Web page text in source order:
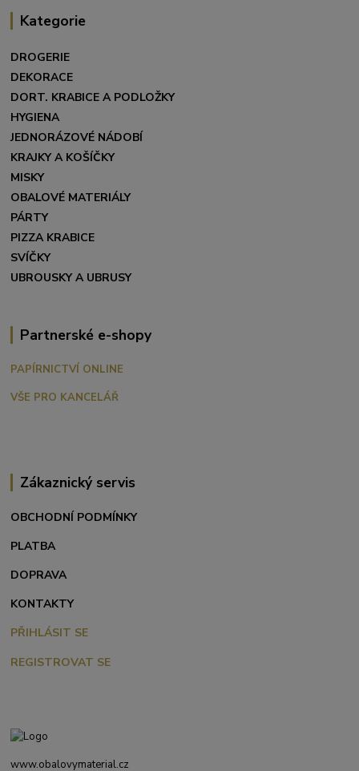
Kategorie
DROGERIE
DEKORACE
DORT. KRABICE A PODLOŽKY
HYGIENA
JEDNORÁZOVÉ NÁDOBÍ
KRAJKY A KOŠÍČKY
MISKY
OBALOVÉ MATERIÁLY
PÁRTY
PIZZA KRABICE
SVÍČKY
UBROUSKY A UBRUSY
Partnerské e-shopy
PAPÍRNICTVÍ ONLINE
VŠE PRO KANCELÁŘ
Zákaznický servis
OBCHODNÍ PODMÍNKY
PLATBA
DOPRAVA
KONTAKTY
PŘIHLÁSIT SE
REGISTROVAT SE
www.obalovymaterial.cz